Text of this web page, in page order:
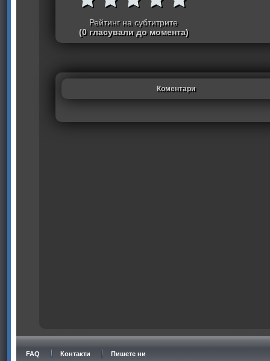
Рейтинг на субтитрите
(0 гласували до момента)
Коментари
FAQ Контакти Пишете ни